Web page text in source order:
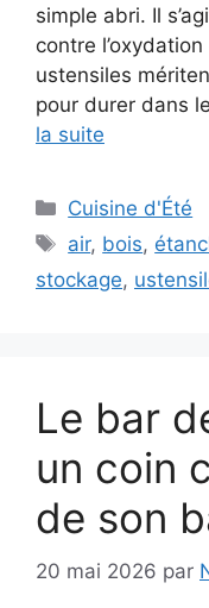
simple abri. Il
contre
ustensiles
pour durer dans
la suite
Catégories
Cuisine d'Été
Étiquettes
air, bois,
stockage,
Le bar
un coin
de son
20 mai 2026 par